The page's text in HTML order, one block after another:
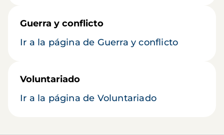
Guerra y conflicto
Ir a la página de Guerra y conflicto
Voluntariado
Ir a la página de Voluntariado